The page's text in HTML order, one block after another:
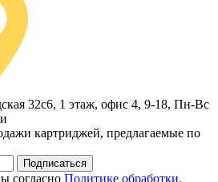
32с6, 1 этаж, офис 4, 9-18, Пн-Вс
картриджей, предлагаемые по
Подписаться
согласно Политике обработки,